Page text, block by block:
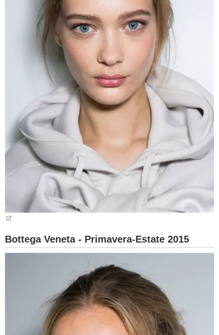
Bottega Veneta - Primavera-Estate 2015